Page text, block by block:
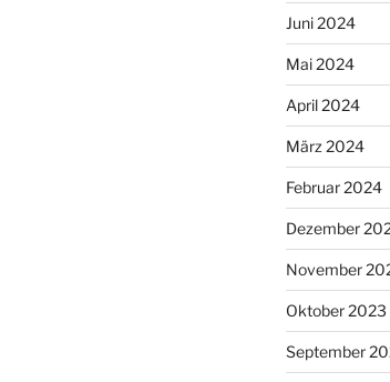
Juni 2024
Mai 2024
April 2024
März 2024
Februar 2024
Dezember
November
Oktober 2023
September